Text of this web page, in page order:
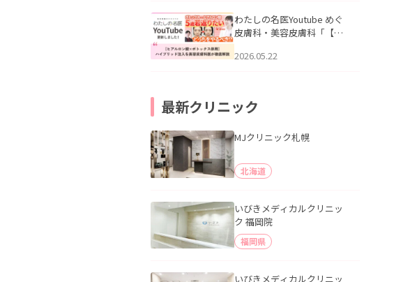
た。
わたしの名医Youtube めぐ
皮膚科・美容皮膚科「【ヒ
用】ハイブリッド注入を美
2026.05.22
最新クリニック
MJクリニック札幌
北海道
いびきメディカルクリニッ
ク 福岡院
福岡県
いびきメディカルクリニッ